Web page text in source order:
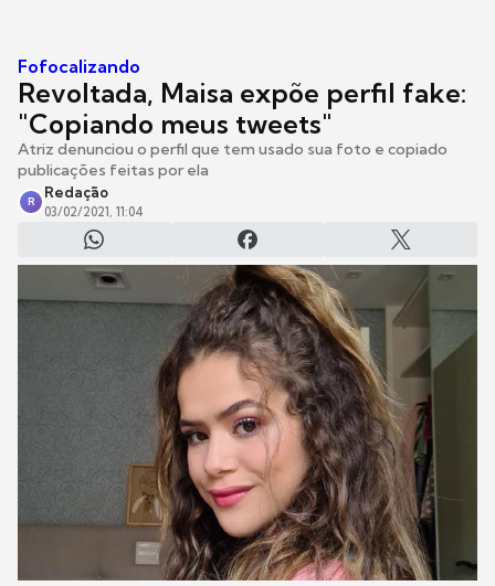
Fofocalizando
Revoltada, Maisa expõe perfil fake:
"Copiando meus tweets"
Atriz denunciou o perfil que tem usado sua foto e copiado
publicações feitas por ela
R
Redação
03/02/2021, 11:04